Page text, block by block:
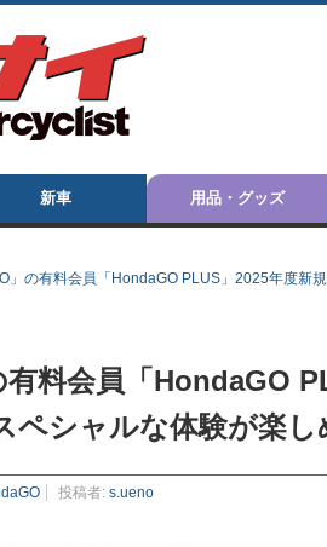
新車 用品・グッズ
」の有料会員「HondaGO PLUS」2025年度新
有料会員「HondaGO
ペシャルな体験が楽し
投稿者: s.ueno